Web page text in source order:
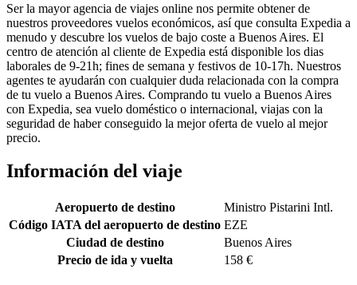
Ser la mayor agencia de viajes online nos permite obtener de
nuestros proveedores vuelos económicos, así que consulta Expedia a
menudo y descubre los vuelos de bajo coste a Buenos Aires. El
centro de atención al cliente de Expedia está disponible los dias
laborales de 9-21h; fines de semana y festivos de 10-17h. Nuestros
agentes te ayudarán con cualquier duda relacionada con la compra
de tu vuelo a Buenos Aires. Comprando tu vuelo a Buenos Aires
con Expedia, sea vuelo doméstico o internacional, viajas con la
seguridad de haber conseguido la mejor oferta de vuelo al mejor
precio.
Información del viaje
Aeropuerto de destino
Ministro Pistarini Intl.
Código IATA del aeropuerto de destino EZE
Ciudad de destino
Buenos Aires
Precio de ida y vuelta
158 €